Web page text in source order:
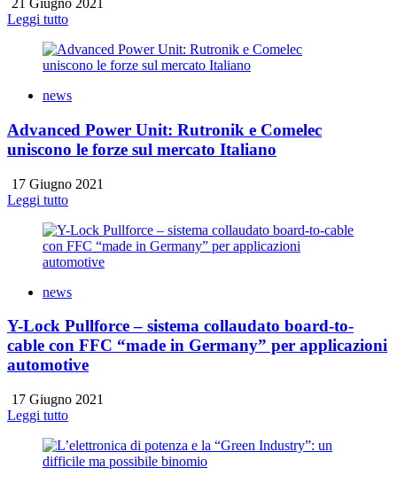
21 Giugno 2021
Leggi tutto
news
Advanced Power Unit: Rutronik e Comelec
uniscono le forze sul mercato Italiano
17 Giugno 2021
Leggi tutto
news
Y-Lock Pullforce – sistema collaudato board-to-
cable con FFC “made in Germany” per applicazioni
automotive
17 Giugno 2021
Leggi tutto